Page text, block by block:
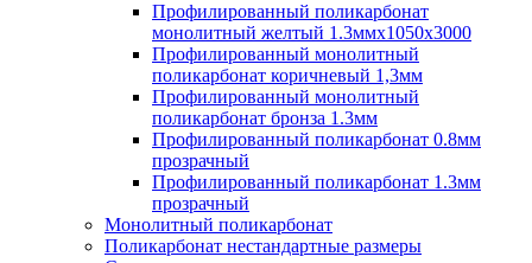
Профилированный поликарбонат
монолитный желтый 1.3ммх1050х3000
Профилированный монолитный
поликарбонат коричневый 1,3мм
Профилированный монолитный
поликарбонат бронза 1.3мм
Профилированный поликарбонат 0.8мм
прозрачный
Профилированный поликарбонат 1.3мм
прозрачный
Монолитный поликарбонат
Поликарбонат нестандартные размеры